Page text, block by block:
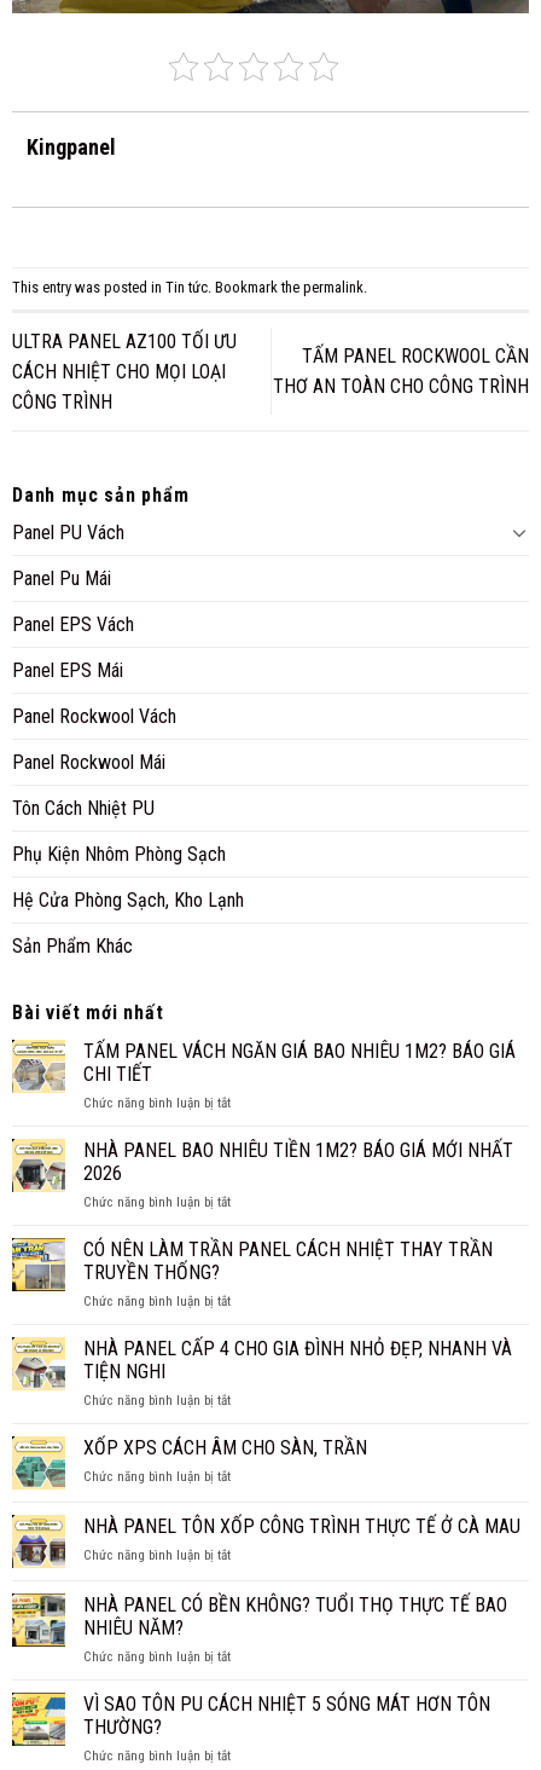
Kingpanel
This entry was posted in Tin tức . Bookmark the permalink
ULTRA PANEL AZ100 TỐI ƯU
CÁCH NHIỆT CHO MỌI LOẠI
CÔNG TRÌNH
TẤM PANEL ROCKWOOL CẦN
THƠ AN TOÀN CHO CÔNG TRÌNH
Danh mục sản phẩm
Panel PU Vách
Panel Pu Mái
Panel EPS Vách
Panel EPS Mái
Panel Rockwool Vách
Panel Rockwool Mái
Tôn Cách Nhiệt PU
Phụ Kiện Nhôm Phòng Sạch
Hệ Cửa Phòng Sạch, Kho Lạnh
Sản Phẩm Khác
Bài viết mới nhất
TẤM PANEL VÁCH NGĂN GIÁ BAO NHIÊU 1M2? BÁO GIÁ
CHI TIẾT
Chức năng bình luận bị tắtở
PANEL
GIÁ
NHIÊU
GIÁ
TIẾT
NHÀ PANEL BAO NHIÊU TIỀN 1M2? BÁO GIÁ MỚI NHẤT
2026
Chức năng bình luận bị tắtở
PANEL
TIỀN
BÁO
NHẤT
CÓ NÊN LÀM TRẦN PANEL CÁCH NHIỆT THAY TRẦN
TRUYỀN THỐNG?
Chức năng bình luận bị tắtở
NÊN
PANEL
NHIỆT
TRẦN
THỐNG?
NHÀ PANEL CẤP 4 CHO GIA ĐÌNH NHỎ ĐẸP, NHANH VÀ
TIỆN NGHI
Chức năng bình luận bị tắtở
PANEL
4
GIA
NHỎ
NHANH
NGHI
XỐP XPS CÁCH ÂM CHO SÀN, TRẦN
Chức năng bình luận bị tắtở
XPS
CÁCH
ÂM
SÀN,
NHÀ PANEL TÔN XỐP CÔNG TRÌNH THỰC TẾ Ở CÀ MAU
Chức năng bình luận bị tắtở
PANEL
TÔN
CÔNG
THỰC
CÀ
NHÀ PANEL CÓ BỀN KHÔNG? TUỔI THỌ THỰC TẾ BAO
NHIÊU NĂM?
Chức năng bình luận bị tắtở
PANEL
KHÔNG?
VÌ SAO TÔN PU CÁCH NHIỆT 5 SÓNG MÁT HƠN TÔN
THƯỜNG?
Chức năng bình luận bị tắtở